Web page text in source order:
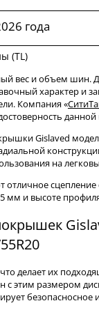
года
(TL)
вес и объем шин.
характер и
Компания «
Gislaved
на
сцепление
мм и высоте
делает их
этим размером